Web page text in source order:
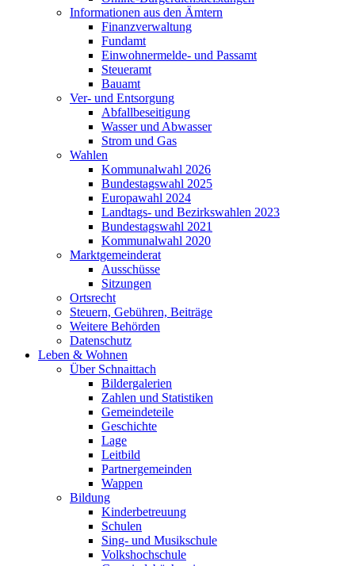
Informationen aus den Ämtern
Finanzverwaltung
Fundamt
Einwohnermelde- und Passamt
Steueramt
Bauamt
Ver- und Entsorgung
Abfallbeseitigung
Wasser und Abwasser
Strom und Gas
Wahlen
Kommunalwahl 2026
Bundestagswahl 2025
Europawahl 2024
Landtags- und Bezirkswahlen 2023
Bundestagswahl 2021
Kommunalwahl 2020
Marktgemeinderat
Ausschüsse
Sitzungen
Ortsrecht
Steuern, Gebühren, Beiträge
Weitere Behörden
Datenschutz
Leben & Wohnen
Über Schnaittach
Bildergalerien
Zahlen und Statistiken
Gemeindeteile
Geschichte
Lage
Leitbild
Partnergemeinden
Wappen
Bildung
Kinderbetreuung
Schulen
Sing- und Musikschule
Volkshochschule